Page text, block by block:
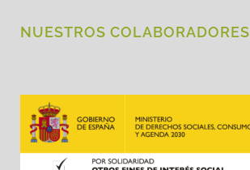
NUESTROS COLABORADORES